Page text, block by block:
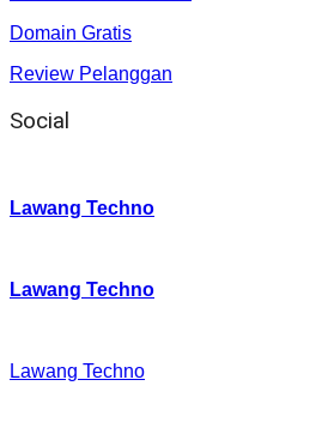
Domain Gratis
Review Pelanggan
Social
Lawang Techno
Lawang Techno
Lawang Techno